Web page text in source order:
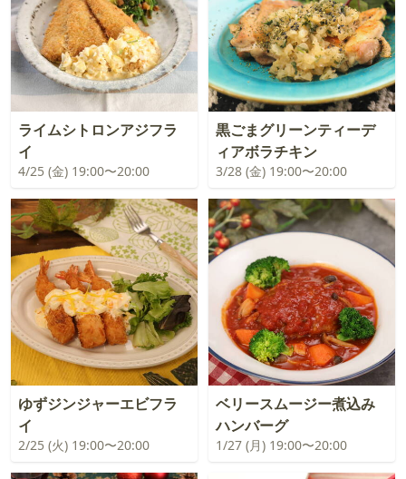
ライムシトロンアジフラ
イ
4/25 (金) 19:00〜20:00
黒ごまグリーンティーデ
ィアボラチキン
3/28 (金) 19:00〜20:00
ゆずジンジャーエビフラ
イ
2/25 (火) 19:00〜20:00
ベリースムージー煮込み
ハンバーグ
1/27 (月) 19:00〜20:00